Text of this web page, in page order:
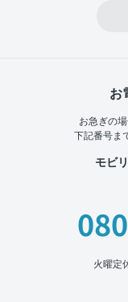
お
お急ぎの
下記番号ま
モビ
火曜定